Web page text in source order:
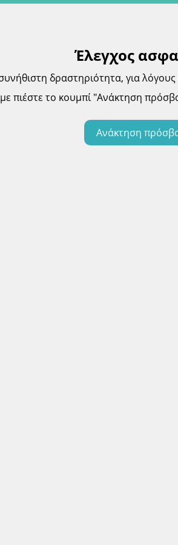
Έλεγχος
δραστηριότητα, για λόγους
πιέστε το κουμπί "Ανάκτηση
Ανάκτηση